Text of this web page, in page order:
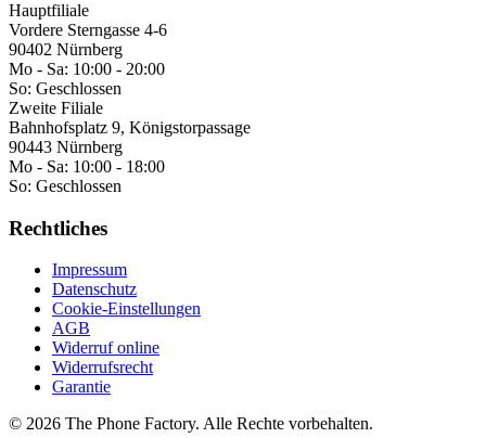
Hauptfiliale
Vordere Sterngasse 4-6
90402 Nürnberg
Mo - Sa: 10:00 - 20:00
So: Geschlossen
Zweite Filiale
Bahnhofsplatz 9, Königstorpassage
90443 Nürnberg
Mo - Sa: 10:00 - 18:00
So: Geschlossen
Rechtliches
Impressum
Datenschutz
Cookie-Einstellungen
AGB
Widerruf online
Widerrufsrecht
Garantie
© 2026 The Phone Factory. Alle Rechte vorbehalten.